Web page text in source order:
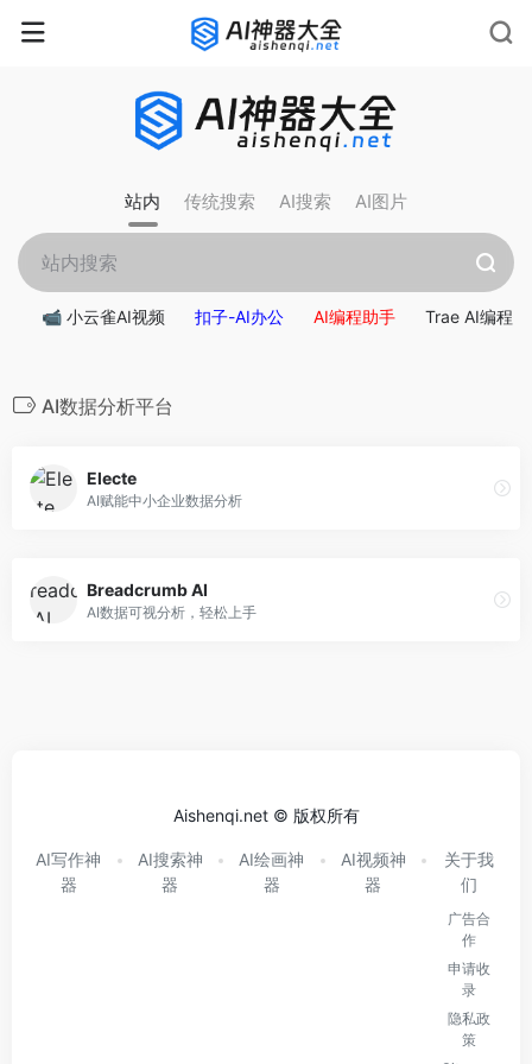
站内 传统搜索 AI搜索 AI图片
📹 小云雀AI视频 扣子-AI办公 AI编程助手 Trae AI编程
AI数据分析平台
Electe
AI赋能中小企业数据分析
Breadcrumb AI
AI数据可视分析，轻松上手
Aishenqi.net © 版权所有
AI写作神
器
AI搜索神
器
AI绘画神
器
AI视频神
器
关于我
们
广告合
作
申请收
录
隐私政
策